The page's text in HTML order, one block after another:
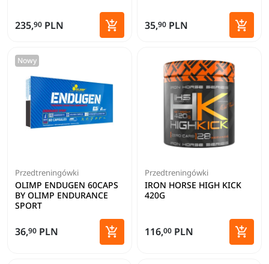
235,90 PLN 
Dodaj do koszyka
35,90 PLN 
Dodaj
Nowy
Przedtreningówki
OLIMP ENDUGEN 60CAPS
BY OLIMP ENDURANCE
SPORT
36,90 PLN 
Dodaj do koszyka
Przedtreningówki
IRON HORSE HIGH KICK
420G
116,00 PLN 
Dodaj